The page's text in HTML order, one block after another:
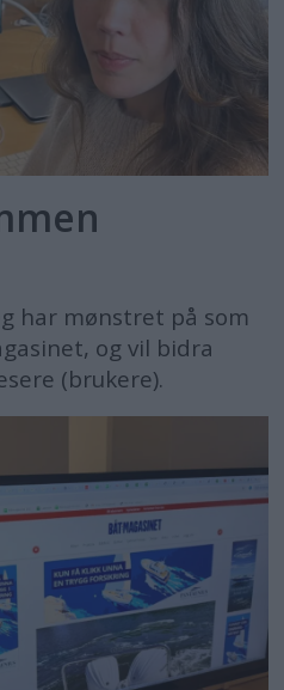
har mønstret på som
og vil bidra
(brukere).